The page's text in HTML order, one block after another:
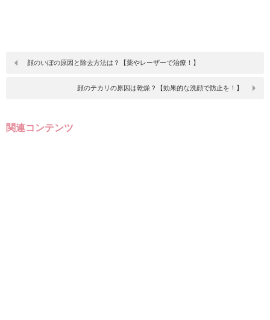
顔のいぼの原因と除去方法は？【薬やレーザーで治療！】
顔のテカリの原因は乾燥？【効果的な洗顔で防止を！】
関連コンテンツ